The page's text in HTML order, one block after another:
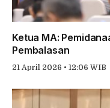
Ketua MA:
Pembalasan
21 April 2026 • 12:06 WIB